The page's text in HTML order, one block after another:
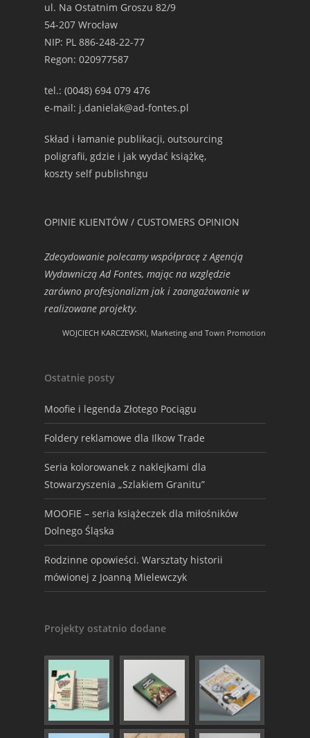
ul. Na Ostatnim Groszu 82/9
54-207 Wrocław
NIP: PL 886-248-22-77
Regon: 020977587
tel.: (0048) 694 079 476
e-mail: j.danielak@ad-fontes.pl
Skład i łamanie publikacji, outsourcing
poligrafii, gdzie i jak wydać książkę,
koszty self publishngu
OPINIE KLIENTÓW / CUSTOMERS OPINION
Zdecydowanie polecamy współpracę z Agencją
Wydawniczą Ad Fontes, mając na względzie
zarówno profesjonalizm jak i zaangażowanie w
realizowane projekty.
WOJCIECH KARCZEWSKI, Marketing and Town Promotion
Ostatnie posty
Moofie i legenda Złotego Pociągu
Foldery reklamowe dla Ilkow Trade
Seria kolorowanek z naklejkami dla
Stowarzyszenia „Szlakiem Granitu”
MOOFIE – seria książeczek dla miłośników
Dolnego Śląska
Rodzinne opowieści. Warsztaty historii
mówionej z Joanną Mielewczyk
Projekty ostatnio dodane